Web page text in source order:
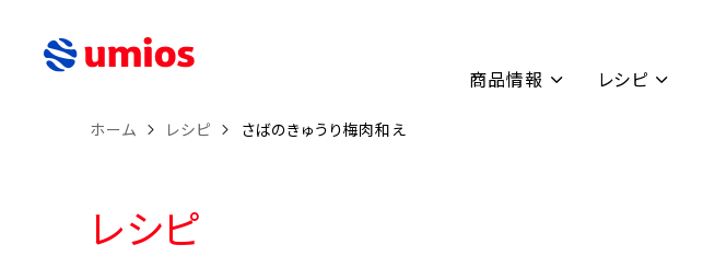
商品情報 レシピ
ホーム レシピ さばのきゅうり梅肉和え
レシピ